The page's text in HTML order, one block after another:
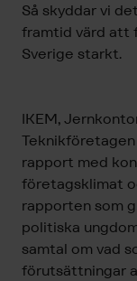
Så skyddar vi
framtid värd att
Sverige starkt.
IKEM,
rapport med
företagsklimat
rapporten som
politiska
samtal om vad
förutsättningar